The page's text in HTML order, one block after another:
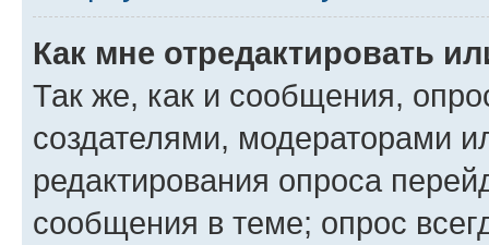
Как мне отредактировать
Так же, как и сообщения,
создателями, модераторами
редактирования опроса
сообщения в теме; опрос